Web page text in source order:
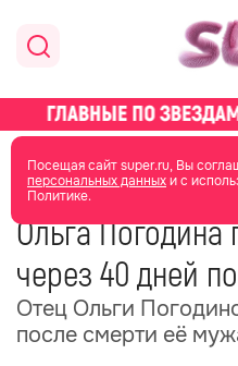
Посещая сайт super.ru, Вы
персональных данныхи с
Политике.
главная общество
03 июня
Ольга Погодина
через 40 дней
Отец Ольги
после смерти её